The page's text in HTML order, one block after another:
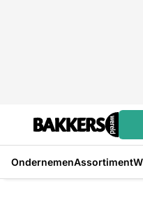
OndernemenAssortiment